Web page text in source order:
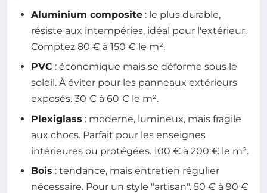
Aluminium composite : le plus durable,
résiste aux intempéries, idéal pour l'extérieur.
Comptez 80 € à 150 € le m².
PVC : économique mais se déforme sous le
soleil. À éviter pour les panneaux extérieurs
exposés. 30 € à 60 € le m².
Plexiglass : moderne, lumineux, mais fragile
aux chocs. Parfait pour les enseignes
intérieures ou protégées. 100 € à 200 € le m².
Bois : tendance, mais entretien régulier
nécessaire. Pour un style "artisan". 50 € à 90 €